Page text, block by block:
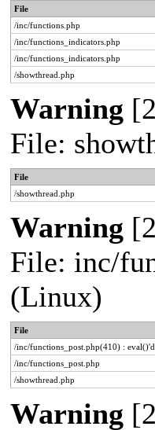
File
/inc/functions.php
/inc/functions_indicators.php
/inc/functions_indicators.php
/showthread.php
Warning
File:
File
/showthread.php
Warning
File: inc/
(Linux)
File
/inc/functions_post.php(410) :
/inc/functions_post.php
/showthread.php
Warning